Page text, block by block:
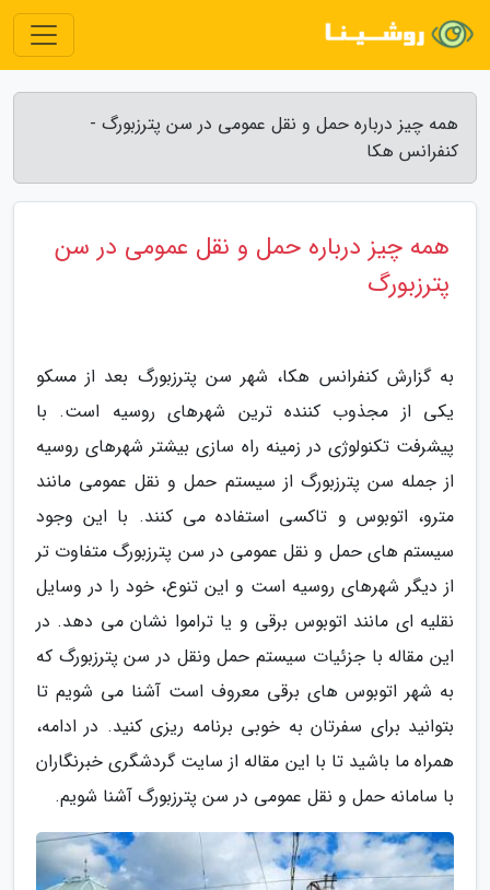
همه چیز درباره حمل و نقل عمومی در سن پترزبورگ -
کنفرانس هکا
همه چیز درباره حمل و نقل عمومی در سن
پترزبورگ
به گزارش کنفرانس هکا، شهر سن پترزبورگ بعد از مسکو
یکی از مجذوب کننده ترین شهرهای روسیه است. با
پیشرفت تکنولوژی در زمینه راه سازی بیشتر شهرهای روسیه
از جمله سن پترزبورگ از سیستم حمل و نقل عمومی مانند
مترو، اتوبوس و تاکسی استفاده می کنند. با این وجود
سیستم های حمل و نقل عمومی در سن پترزبورگ متفاوت تر
از دیگر شهرهای روسیه است و این تنوع، خود را در وسایل
نقلیه ای مانند اتوبوس برقی و یا تراموا نشان می دهد. در
این مقاله با جزئیات سیستم حمل ونقل در سن پترزبورگ که
به شهر اتوبوس های برقی معروف است آشنا می شویم تا
بتوانید برای سفرتان به خوبی برنامه ریزی کنید. در ادامه،
همراه ما باشید تا با این مقاله از سایت گردشگری خبرنگاران
با سامانه حمل و نقل عمومی در سن پترزبورگ آشنا شویم.